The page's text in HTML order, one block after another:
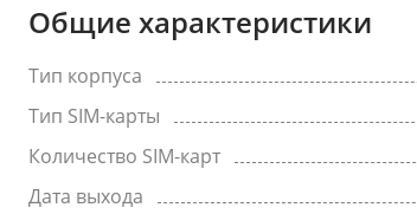
Общие характеристики
Тип корпуса
Тип SIM-карты
Количество SIM-карт
Дата выхода